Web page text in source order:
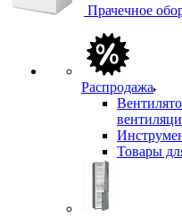
Прачечное
Распродажа
Товары